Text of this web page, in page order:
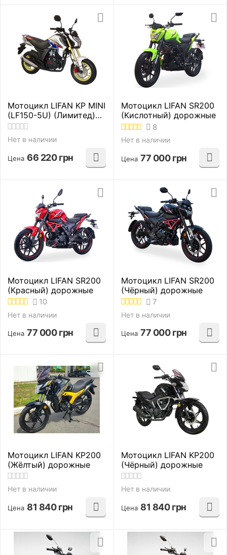
Мотоцикл LIFAN KP MINI
(LF150-5U) (Лимитед)
дорожные
Нет в наличии
Цена 66 220 грн
Мотоцикл LIFAN SR200
(Кислотный) дорожные
8
Нет в наличии
Цена 77 000 грн
Мотоцикл LIFAN SR200
(Красный) дорожные
10
Нет в наличии
Цена 77 000 грн
Мотоцикл LIFAN SR200
(Чёрный) дорожные
7
Нет в наличии
Цена 77 000 грн
Мотоцикл LIFAN KP200
(Жёлтый) дорожные
Нет в наличии
Цена 81 840 грн
Мотоцикл LIFAN KP200
(Чёрный) дорожные
Нет в наличии
Цена 81 840 грн